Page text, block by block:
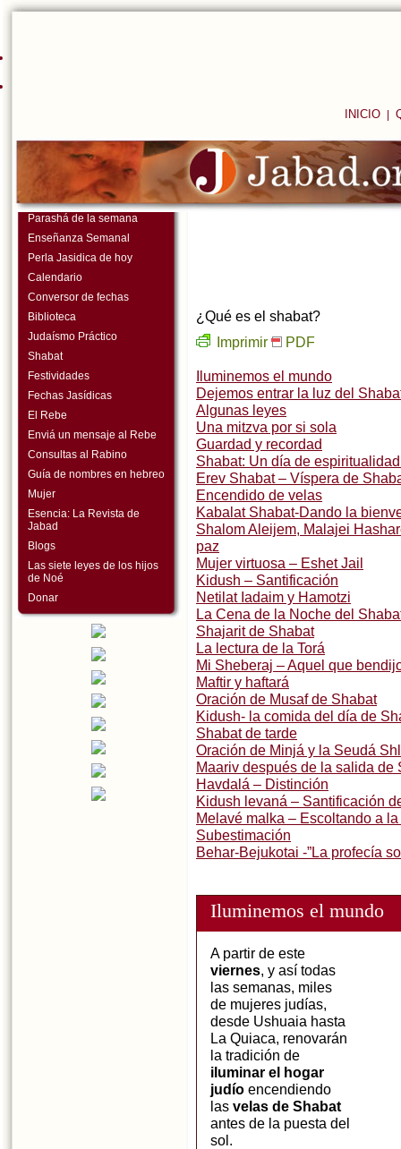
INICIO
¿Qué es el shabat?
Imprimir
PDF
Iluminemos el mundo
Dejemos entrar la luz del
Algunas leyes
Una mitzva por si sola
Guardad y recordad
Shabat: Un día de
Erev Shabat – Víspera de
Encendido de velas
Kabalat Shabat-Dando la
Shalom Aleijem, Malajei
paz
Mujer virtuosa – Eshet Jail
Kidush – Santificación
Netilat Iadaim y Hamotzi
La Cena de la Noche del
Shajarit de Shabat
La lectura de la Torá
Mi Sheberaj – Aquel que
Maftir y haftará
Oración de Musaf de Shabat
Kidush- la comida del día de
Shabat de tarde
Oración de Minjá y la Seudá
Maariv después de la salida de
Havdalá – Distinción
Kidush levaná – Santificación
Melavé malka – Escoltando a
Subestimación
Behar-Bejukotai -”La profecía
Iluminemos el mundo
A partir de este
viernes, y así todas
las semanas, miles
de mujeres judías,
desde Ushuaia hasta
La Quiaca, renovarán
la tradición de
iluminar el hogar
judío encendiendo
las velas de Shabat
antes de la puesta del
sol.
Parashá de la semana
Enseñanza Semanal
Perla Jasidica de hoy
Calendario
Conversor de fechas
Biblioteca
Judaísmo Práctico
Shabat
Festividades
Fechas Jasídicas
El Rebe
Enviá un mensaje al Rebe
Consultas al Rabino
Guía de nombres en hebreo
Mujer
Esencia: La Revista de
Jabad
Blogs
Las siete leyes de los hijos
de Noé
Donar